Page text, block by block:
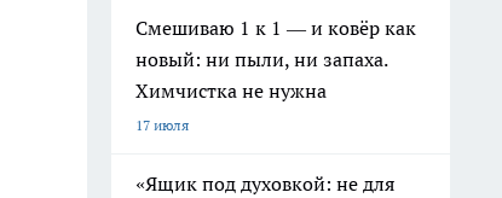
Смешиваю 1 к 1 — и ковёр как
новый: ни пыли, ни запаха.
Химчистка не нужна
17 июля
«Ящик под духовкой: не для